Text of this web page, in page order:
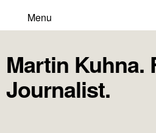
Menu
Martin Kuhna.
Journalist.